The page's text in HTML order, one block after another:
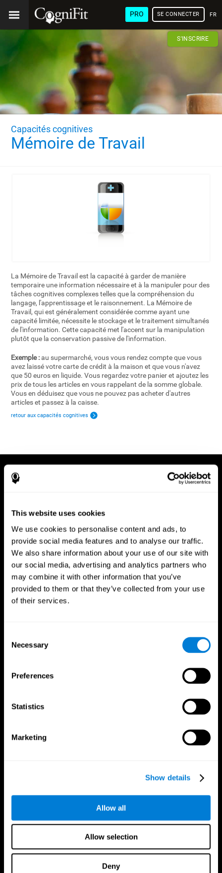
This website uses cookies
We use cookies to personalise content and ads, to
provide social media features and to analyse our traffic.
We also share information about your use of our site with
our social media, advertising and analytics partners who
may combine it with other information that you’ve
provided to them or that they’ve collected from your use
of their services.
Selection
Necessary
Preferences
Statistics
Marketing
Show details
Allow all
Allow selection
Deny
PRO SE CONNECTER
S'INSCRIRE
Capacités cognitives
Mémoire de Travail
La Mémoire de Travail est la capacité à garder de manière
temporaire une information nécessaire et à la manipuler pour des
tâches cognitives complexes telles que la compréhension du
langage, l'apprentissage et le raisonnement. La Mémoire de
Travail, qui est généralement considérée comme ayant une
capacité limitée, nécessite le stockage et le traitement simultanés
de l'information. Cette capacité met l'accent sur la manipulation
plutôt que la conservation passive de l'information.
Exemple :au supermarché, vous vous rendez compte que vous
avez laissé votre carte de crédit à la maison et que vous n'avez
que 50 euros en liquide. Vous regardez votre panier et ajoutez les
prix de tous les articles en vous rappelant de la somme globale.
Vous en déduisez que vous ne pouvez pas acheter d'autres
articles et passez à la caisse.
retour aux capacités cognitives
Cerveau et esprit
Neurones
Validation thérapeutique
Jeux d'ordinateur
Adultes en bonne santé